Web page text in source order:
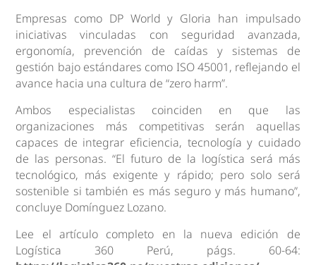
Empresas como DP World y Gloria han impulsado
iniciativas vinculadas con seguridad avanzada,
ergonomía, prevención de caídas y sistemas de
gestión bajo estándares como ISO 45001, reflejando el
avance hacia una cultura de “zero harm”.
Ambos especialistas coinciden en que las
organizaciones más competitivas serán aquellas
capaces de integrar eficiencia, tecnología y cuidado
de las personas. “El futuro de la logística será más
tecnológico, más exigente y rápido; pero solo será
sostenible si también es más seguro y más humano”,
concluye Domínguez Lozano.
Lee el artículo completo en la nueva edición de
Logística 360 Perú, págs. 60-64: